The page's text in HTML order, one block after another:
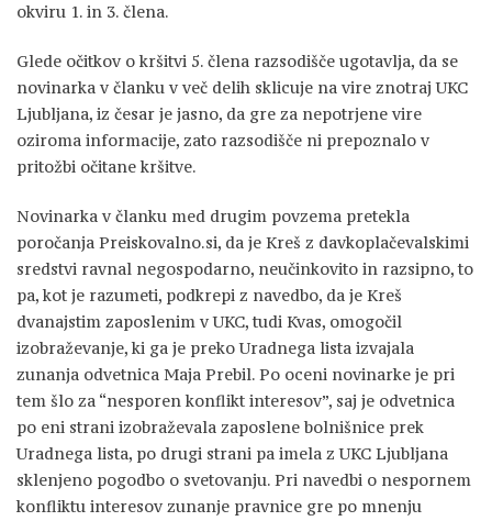
okviru 1. in 3. člena.
Glede očitkov o kršitvi 5. člena razsodišče ugotavlja, da se
novinarka v članku v več delih sklicuje na vire znotraj UKC
Ljubljana, iz česar je jasno, da gre za nepotrjene vire
oziroma informacije, zato razsodišče ni prepoznalo v
pritožbi očitane kršitve.
Novinarka v članku med drugim povzema pretekla
poročanja Preiskovalno.si, da je Kreš z davkoplačevalskimi
sredstvi ravnal negospodarno, neučinkovito in razsipno, to
pa, kot je razumeti, podkrepi z navedbo, da je Kreš
dvanajstim zaposlenim v UKC, tudi Kvas, omogočil
izobraževanje, ki ga je preko Uradnega lista izvajala
zunanja odvetnica Maja Prebil. Po oceni novinarke je pri
tem šlo za “nesporen konflikt interesov”, saj je odvetnica
po eni strani izobraževala zaposlene bolnišnice prek
Uradnega lista, po drugi strani pa imela z UKC Ljubljana
sklenjeno pogodbo o svetovanju. Pri navedbi o nespornem
konfliktu interesov zunanje pravnice gre po mnenju